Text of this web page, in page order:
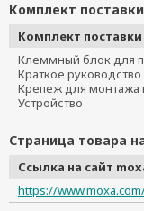
Комплект поставки
Комплект поставки
Клеммный блок для
Краткое
Крепеж для монтажа
Устройство
Страница товара
Ссылка на сайт
https://